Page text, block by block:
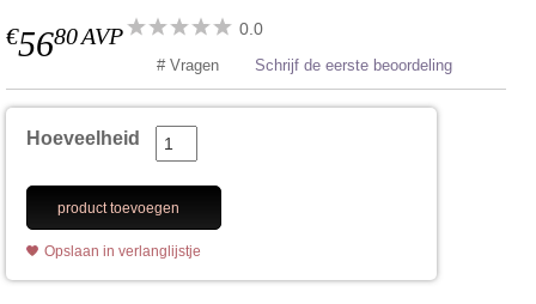
€5680AVP 0.0
# Vragen Schrijf de eerste beoordeling
Hoeveelheid
product toevoegen
Opslaan in verlanglijstje